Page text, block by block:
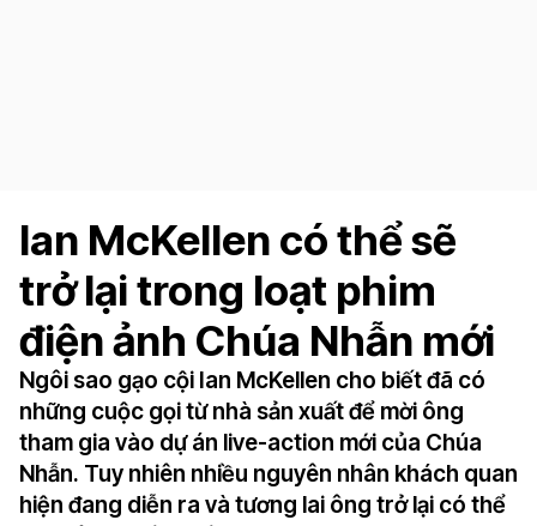
Ian McKellen có thể sẽ
trở lại trong loạt phim
điện ảnh Chúa Nhẫn mới
Ngôi sao gạo cội Ian McKellen cho biết đã có
những cuộc gọi từ nhà sản xuất để mời ông
tham gia vào dự án live-action mới của Chúa
Nhẫn. Tuy nhiên nhiều nguyên nhân khách quan
hiện đang diễn ra và tương lai ông trở lại có thể